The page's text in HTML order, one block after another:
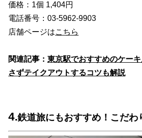
価格：1個 1,404円
電話番号：03-5962-9903
店舗ページはこちら
関連記事： 東京駅でおすすめのケー
さずテイクアウトするコツも解説
4.鉄道旅にもおすすめ！こだわ